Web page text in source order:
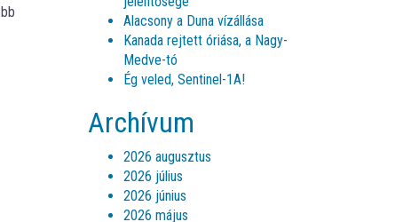
Alacsony a Duna vízállása
Kanada rejtett óriása, a Nagy-
Medve-tó
Ég veled, Sentinel-1A!
Archívum
2026 augusztus
2026 július
2026 június
2026 május